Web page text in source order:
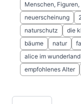
Menschen,
neuerscheinung
naturschutz
die
bäume
natur
alice im wunderland
empfohlenes Alter